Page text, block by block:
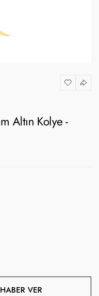
Altın Kolye -
VER